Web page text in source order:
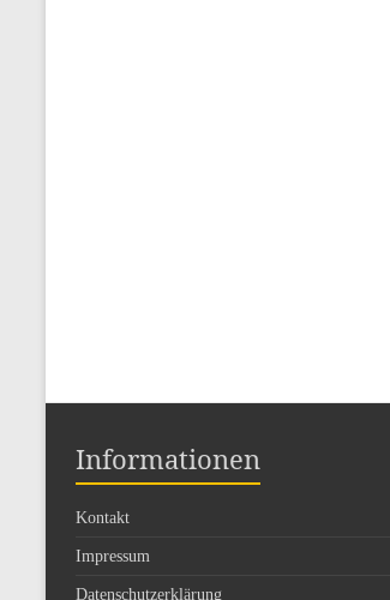
Informationen
Kontakt
Impressum
Datenschutzerklärung